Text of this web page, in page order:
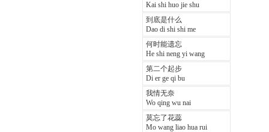
Kai shi huo jie shu
到底是什么
Dao di shi shi me
何时能遗忘
He shi neng yi wang
第二个起步
Di er ge qi bu
我情无奈
Wo qing wu nai
莫忘了花蕊
Mo wang liao hua rui